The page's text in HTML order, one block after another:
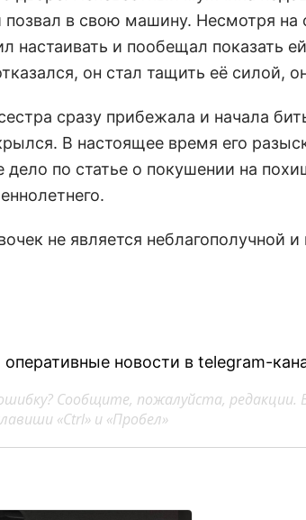
позвал в свою машину. Несмотря на
настаивать и пообещал показать
он стал тащить её силой,
сразу прибежала и начала
В настоящее время его
дело по статье о покушении на
не является неблагополучной и
новости в telegram-
Сообщите, пожалуйста,
«Ctrl» и «Пробел»